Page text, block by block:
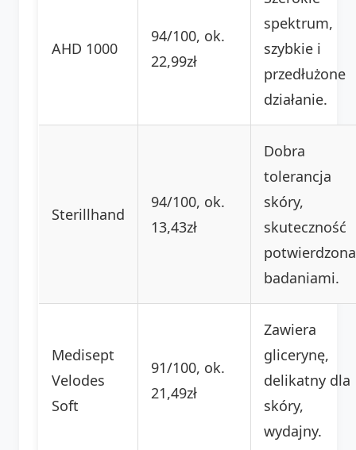
AHD 1000
94/100, ok.
22,99zł
spektrum,
szybkie i
przedłużone
działanie.
Sterillhand
94/100, ok.
13,43zł
Dobra
tolerancja
skóry,
skuteczność
potwierdzona
badaniami.
Medisept
Velodes
Soft
91/100, ok.
21,49zł
Zawiera
glicerynę,
delikatny dla
skóry,
wydajny.